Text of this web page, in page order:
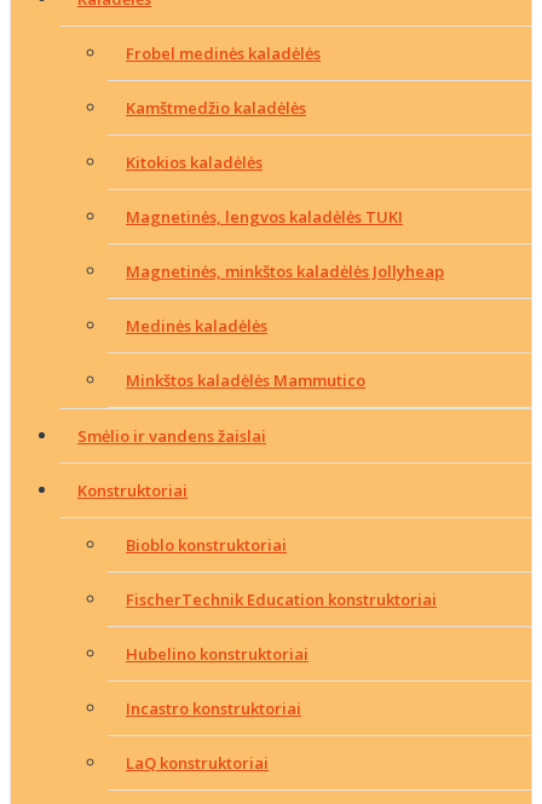
Frobel medinės kaladėlės
Kamštmedžio kaladėlės
Kitokios kaladėlės
Magnetinės, lengvos kaladėlės TUKI
Magnetinės, minkštos kaladėlės Jollyheap
Medinės kaladėlės
Minkštos kaladėlės Mammutico
Smėlio ir vandens žaislai
Konstruktoriai
Bioblo konstruktoriai
FischerTechnik Education konstruktoriai
Hubelino konstruktoriai
Incastro konstruktoriai
LaQ konstruktoriai